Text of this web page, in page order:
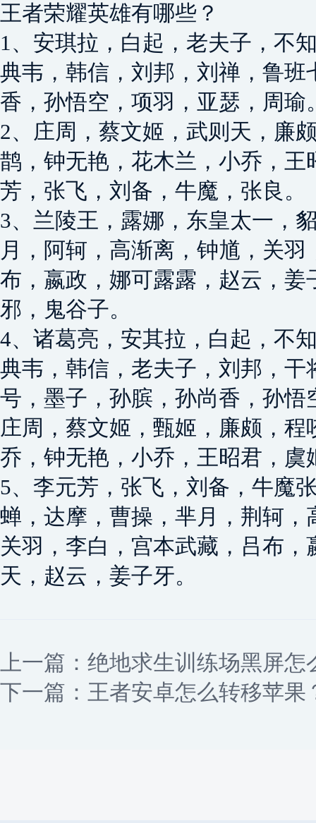
王者荣耀英雄有哪些？
1、安琪拉，白起，老夫子，不
典韦，韩信，刘邦，刘禅，鲁
香，孙悟空，项羽，亚瑟，周瑜
2、庄周，蔡文姬，武则天，廉
鹊，钟无艳，花木兰，小乔，
芳，张飞，刘备，牛魔，张良。
3、兰陵王，露娜，东皇太一，
月，阿轲，高渐离，钟馗，关
布，嬴政，娜可露露，赵云，姜
邪，鬼谷子。
4、诸葛亮，安其拉，白起，不
典韦，韩信，老夫子，刘邦，干
号，墨子，孙膑，孙尚香，孙
庄周，蔡文姬，甄姬，廉颇，
乔，钟无艳，小乔，王昭君，虞
5、李元芳，张飞，刘备，牛魔
蝉，达摩，曹操，芈月，荆轲
关羽，李白，宫本武藏，吕布
天，赵云，姜子牙。
上一篇： 绝地求生训练场黑屏怎
下一篇： 王者安卓怎么转移苹果